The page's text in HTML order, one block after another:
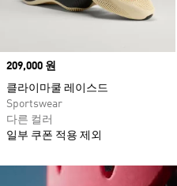
Price
209,000 원
클라이마쿨 레이스드
Sportswear
다른 컬러
일부 쿠폰 적용 제외